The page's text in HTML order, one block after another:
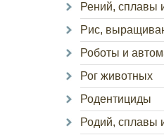
Рений, сплавы
Рис,
Роботы и
Рог животных
Родентициды
Родий, сплавы